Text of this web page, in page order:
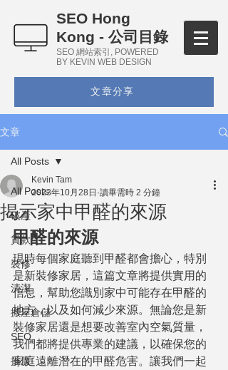
SEO Hong
Kong - 公司目錄
SEO 網站索引, POWERED
BY KEVIN WEB DESIGN
文章分享
文章
All Posts
破產
貸款
裝修
清潔
搬屋倉儲
SEO
推廣
All Posts
揭示家中甲醛的來源
Kevin Tam
2023年10月28日 讀畢需時 2 分鐘
甲醛的來源
現時每個家庭聽到甲醛都會擔心，特別
是新裝修家居，這篇文章將提供實用的
信息，幫助您識別家中可能存在甲醛的
地方，以及如何減少來源。無論您是新
裝修家居還是想要改善室內空氣質量，
我們都將提供專業的建議，以確保您的
家庭遠離潛在的甲醛危害。讓我們一起